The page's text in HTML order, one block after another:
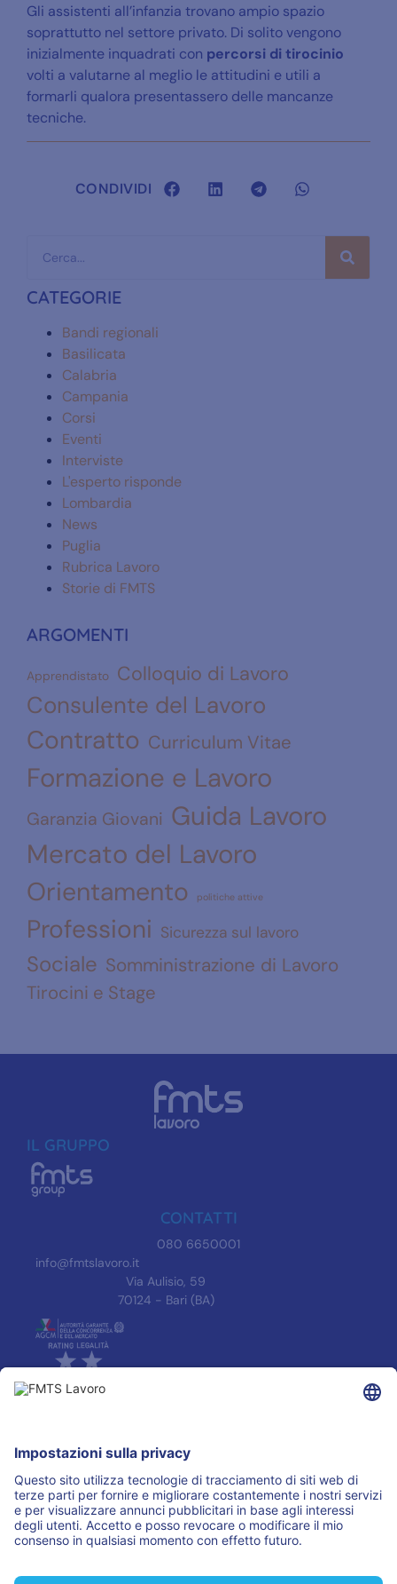
Gli assistenti all’infanzia trovano ampio spazio
soprattutto nel settore privato. Di solito vengono
inizialmente inquadrati con percorsi di tirocinio
volti a valutarne al meglio le attitudini e utili a
formarli qualora presentassero delle mancanze
tecniche.
CONDIVIDI
CATEGORIE
Bandi regionali
Basilicata
Calabria
Campania
Corsi
Eventi
Interviste
L'esperto risponde
Lombardia
News
Puglia
Rubrica Lavoro
Storie di FMTS
ARGOMENTI
Apprendistato Colloquio di Lavoro
Consulente del Lavoro
Contratto Curriculum Vitae
Formazione e Lavoro
Garanzia Giovani Guida Lavoro
Mercato del Lavoro
Orientamento politiche attive
Professioni Sicurezza sul lavoro
Sociale Somministrazione di Lavoro
Tirocini e Stage
IL GRUPPO
CONTATTI
080 6650001
info@fmtslavoro.it
Via Aulisio, 59
70124 - Bari (BA)
Accreditamenti
ASSOCIAZIONI
I PARTNER